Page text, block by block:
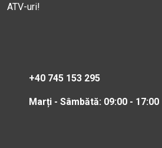
ATV-uri!
+40 745 153 295
Marți - Sâmbătă: 09:00 - 17:00